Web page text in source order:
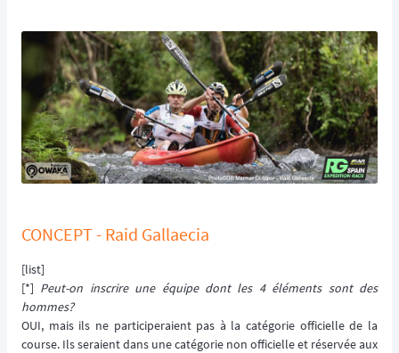
CONCEPT - Raid Gallaecia
[list]
[*] Peut-on inscrire une équipe dont les 4 éléments sont des
hommes?
OUI, mais ils ne participeraient pas à la catégorie officielle de la
course. Ils seraient dans une catégorie non officielle et réservée aux